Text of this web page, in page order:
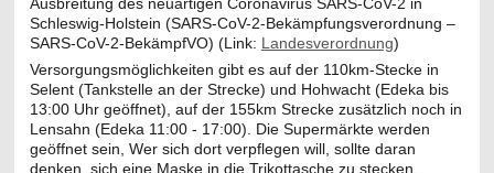
Schleswig-Holstein (SARS-CoV-2-Bekämpfungsverordnung –
SARS-CoV-2-BekämpfVO) (Link: Landesverordnung)
Versorgungsmöglichkeiten gibt es auf der 110km-Stecke in
Selent (Tankstelle an der Strecke) und Hohwacht (Edeka bis
13:00 Uhr geöffnet), auf der 155km Strecke zusätzlich noch in
Lensahn (Edeka 11:00 - 17:00). Die Supermärkte werden
geöffnet sein, Wer sich dort verpflegen will, sollte daran
denken, sich eine Maske in die Trikottasche zu stecken.